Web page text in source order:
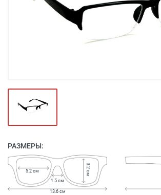
РАЗМЕРЫ:
1.5 см
5.2 см 3.2 см
13.6 см